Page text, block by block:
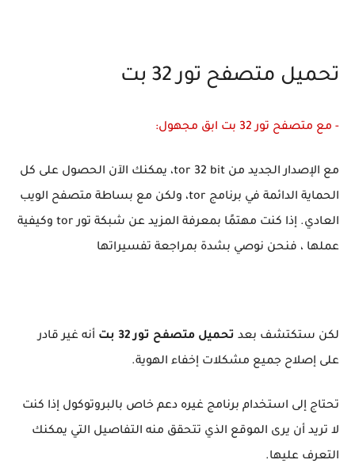
تحميل متصفح تور 32 بت
- مع متصفح تور 32 بت ابق مجهول:
مع الإصدار الجديد من tor 32 bit، يمكنك الآن الحصول على كل
الحماية الدائمة في برنامج tor، ولكن مع بساطة متصفح الويب
العادي. إذا كنت مهتمًا بمعرفة المزيد عن شبكة تور tor وكيفية
عملها ، فنحن نوصي بشدة بمراجعة تفسيراتها
لكن ستكتشف بعد تحميل متصفح تور 32 بت
أنه غير قادر
على إصلاح جميع مشكلات إخفاء الهوية.
تحتاج إلى استخدام برنامج غيره دعم خاص بالبروتوكول إذا كنت
لا تريد أن يرى الموقع الذي تتحقق منه التفاصيل التي يمكنك
التعرف عليها.